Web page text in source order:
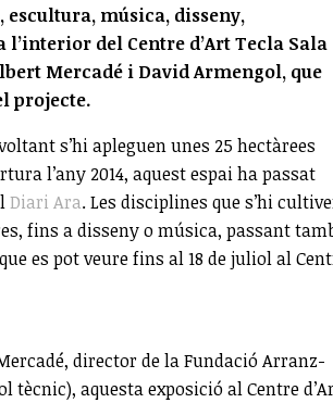
música, disseny,
del Centre d’Art Tecla Sala
Mercadé i David Armengol, que
projecte.
s’hi apleguen unes 25 hectàrees
l’any 2014, aquest espai ha passat
Diari Ara. Les disciplines que s’hi
fins a disseny o música, passant
es pot veure fins al 18 de juliol al
director de la Fundació Arranz-
aquesta exposició al Centre